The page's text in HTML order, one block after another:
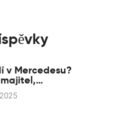
v Mercedesu?
a fakta o